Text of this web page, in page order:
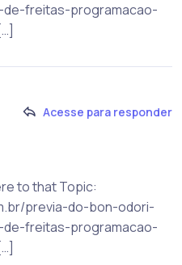
freitas-programacao-
Acesse para responder
to that Topic:
previa-do-bon-odori-
freitas-programacao-